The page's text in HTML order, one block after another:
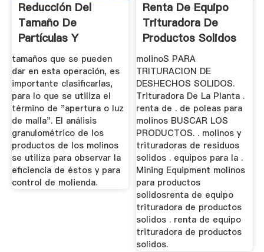
Reducción Del
Tamaño De
Partículas Y
Tamizado De
Sólidos
tamaños que se pueden
dar en esta operación, es
importante clasificarlas,
para lo que se utiliza el
término de "apertura o luz
de malla". El análisis
granulométrico de los
productos de los molinos
se utiliza para observar la
eficiencia de éstos y para
control de molienda.
Renta De Equipo
Trituradora De
Productos Solidos
molinoS PARA
TRITURACION DE
DESHECHOS SOLIDOS.
Trituradora De La Planta .
renta de . de poleas para
molinos BUSCAR LOS
PRODUCTOS. . molinos y
trituradoras de residuos
solidos . equipos para la .
Mining Equipment molinos
para productos
solidosrenta de equipo
trituradora de productos
solidos . renta de equipo
trituradora de productos
solidos.